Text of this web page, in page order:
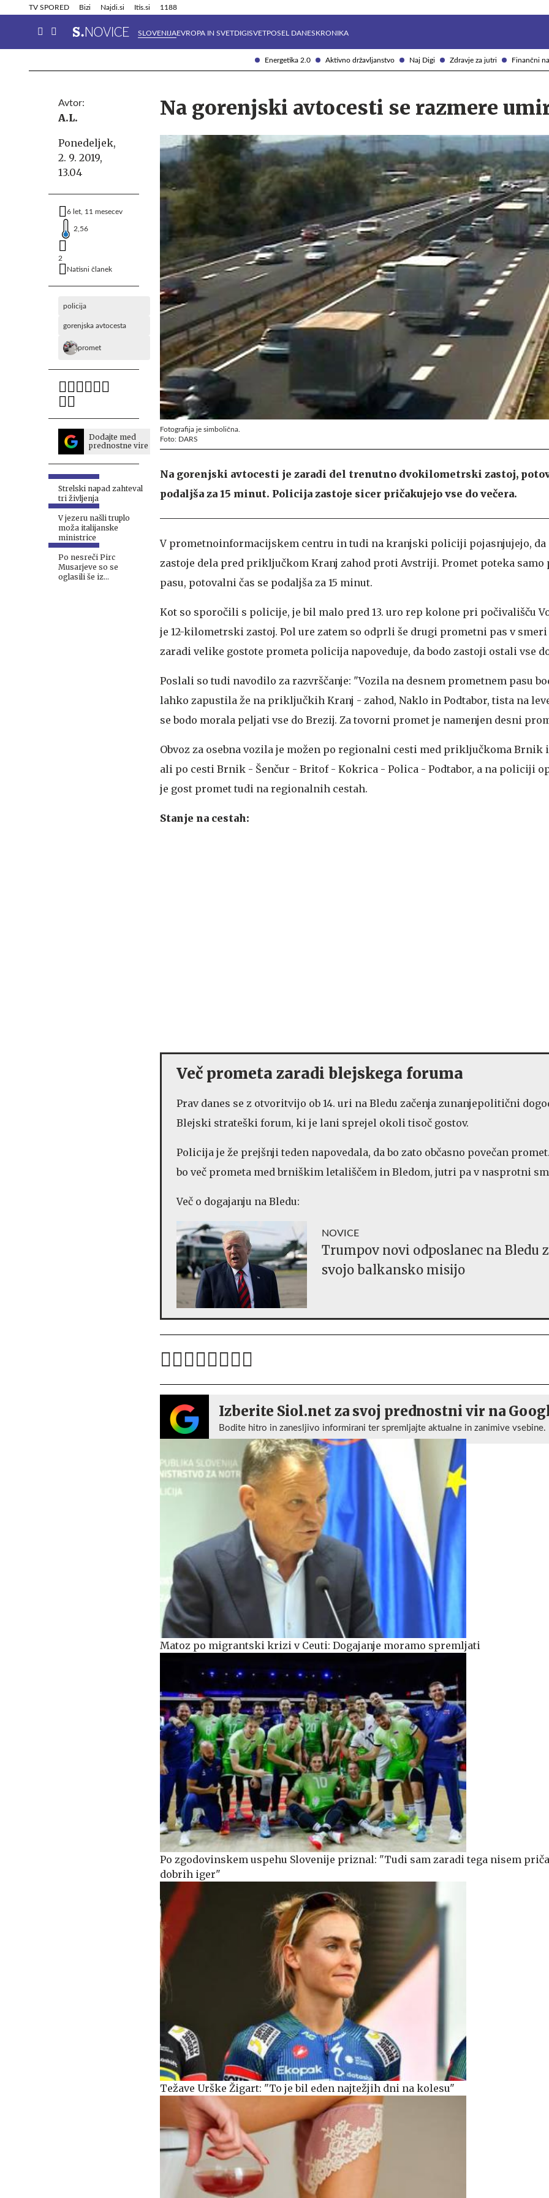
Energetika 2.0 Aktivno državljanstvo Naj Digi Zdravje za jutri Finančni
TV SPORED Bizi Najdi.si Itis.si 1188
SLOVENIJAEVROPA IN SVETDIGISVETPOSEL DANESKRONIKA
Info in obvestila Tehnik
Avtor:
A.L.
Ponedeljek,
2. 9. 2019,
13.04
6 let, 11 mesecev
2,56
2
Natisni članek
policija
gorenjska avtocesta
promet
Dodajte med
prednostne vire
Strelski napad zahteval
tri življenja
V jezeru našli truplo
moža italijanske
ministrice
Po nesreči Pirc
Musarjeve so se
oglasili še iz
Na gorenjski avtocesti se razmere
Fotografija je simbolična.
Foto: DARS
Na gorenjski avtocesti je zaradi del trenutno dvokilometrski zastoj,
podaljša za 15 minut. Policija zastoje sicer pričakujejo vse do večera.
V prometnoinformacijskem centru in tudi na kranjski policiji pojasnjujejo, da
zastoje dela pred priključkom Kranj zahod proti Avstriji. Promet poteka samo
pasu, potovalni čas se podaljša za 15 minut.
Kot so sporočili s policije, je bil malo pred 13. uro rep kolone pri počivališču
je 12-kilometrski zastoj. Pol ure zatem so odprli še drugi prometni pas v smeri
zaradi velike gostote prometa policija napoveduje, da bodo zastoji ostali vse
Poslali so tudi navodilo za razvrščanje: "Vozila na desnem prometnem pasu
lahko zapustila že na priključkih Kranj - zahod, Naklo in Podtabor, tista na
se bodo morala peljati vse do Brezij. Za tovorni promet je namenjen desni
Obvoz za osebna vozila je možen po regionalni cesti med priključkoma Brnik
ali po cesti Brnik - Šenčur - Britof - Kokrica - Polica - Podtabor, a na policiji
je gost promet tudi na regionalnih cestah.
Stanje na cestah:
Več prometa zaradi blejskega foruma
Prav danes se z otvoritvijo ob 14. uri na Bledu začenja zunanjepolitični
Blejski strateški forum, ki je lani sprejel okoli tisoč gostov.
Policija je že prejšnji teden napovedala, da bo zato občasno povečan
bo več prometa med brniškim letališčem in Bledom, jutri pa v nasprotni
Več o dogajanju na Bledu:
NOVICE
Trumpov novi odposlanec na Bledu
svojo balkansko misijo
Izberite Siol.net za svoj prednostni vir na
Bodite hitro in zanesljivo informirani ter spremljajte aktualne in zanimive vsebine.
Matoz po migrantski krizi v Ceuti: Dogajanje moramo spremljati
Po zgodovinskem uspehu Slovenije priznal: "Tudi sam zaradi tega nisem
dobrih iger"
Težave Urške Žigart: "To je bil eden najtežjih dni na kolesu"